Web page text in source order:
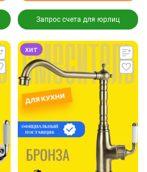
Запрос счета для юрлиц
хит